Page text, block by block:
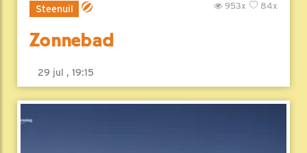
Steenuil 84x
953x
Zonnebad
29 jul , 19:15